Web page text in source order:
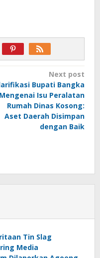
Next post
Bupati Bangka
Mengenai Isu Peralatan
Rumah Dinas Kosong:
Aset Daerah Disimpan
dengan Baik
Tin Slag
Media